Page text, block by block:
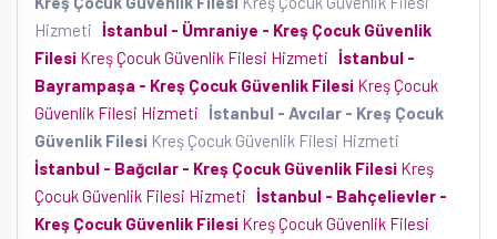
Hizmeti İstanbul - Ümraniye - Kreş Çocuk Güvenlik
Filesi Kreş Çocuk Güvenlik Filesi Hizmeti İstanbul -
Bayrampaşa - Kreş Çocuk Güvenlik Filesi Kreş Çocuk
Güvenlik Filesi Hizmeti
İstanbul - Avcılar - Kreş Çocuk
Güvenlik Filesi Kreş Çocuk Güvenlik Filesi Hizmeti
İstanbul - Bağcılar - Kreş Çocuk Güvenlik Filesi Kreş
Çocuk Güvenlik Filesi Hizmeti İstanbul - Bahçelievler -
Kreş Çocuk Güvenlik Filesi Kreş Çocuk Güvenlik Filesi